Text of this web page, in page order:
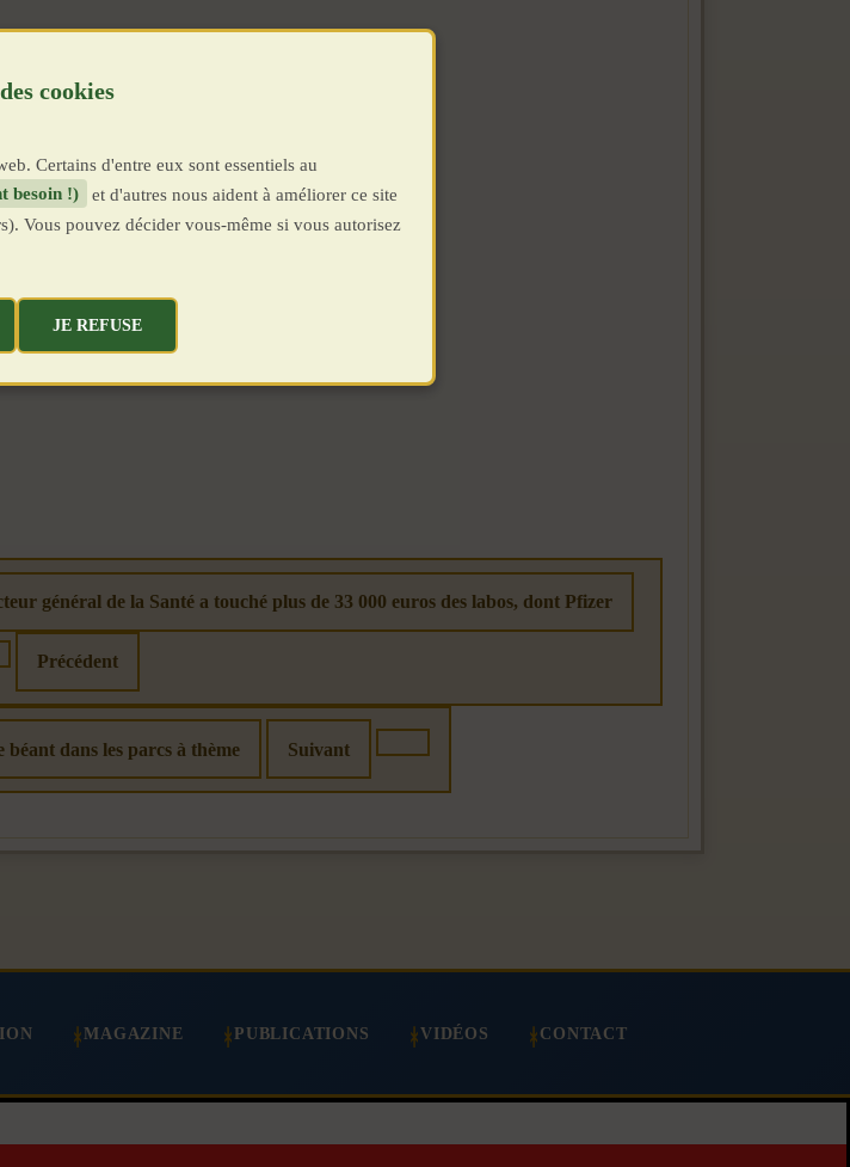
général de la Santé a touché plus de 33 000 euros des labos, dont Pfizer
Précédent
dans les parcs à thème Suivant
MAGAZINE PUBLICATIONS VIDÉOS CONTACT
Certains d'entre eux sont essentiels au
besoin !)
et d'autres nous aident à améliorer ce site
Vous pouvez décider vous-même si vous autorisez
JE REFUSE